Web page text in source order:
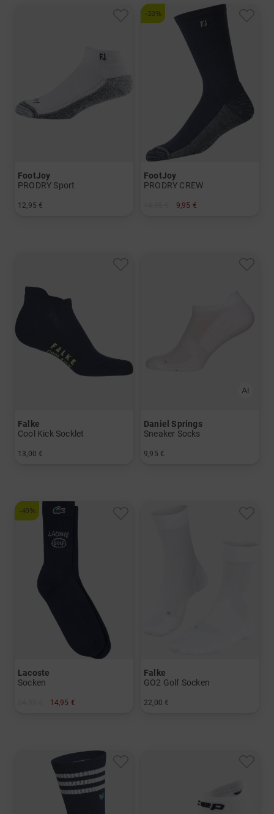
FootJoy
PRODRY Sport
12,95 €
-33%
FootJoy
PRODRY CREW
9,95 €
Falke
Cool Kick Socklet
13,00 €
Daniel Springs
Sneaker Socks
9,95 €
-40%
Lacoste
Socken
14,95 €
Falke
GO2 Golf Socken
22,00 €